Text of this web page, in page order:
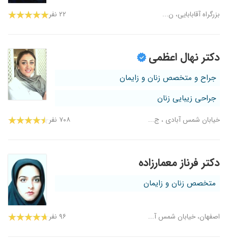
بزرگراه آقابابایی، ن... ۲۲ نفر
دکتر نهال اعظمی
جراح و متخصص زنان و زایمان
جراحی زیبایی زنان
خیابان شمس آبادی ، ج... ۷۰۸ نفر
دکتر فرناز معمارزاده
متخصص زنان و زایمان
اصفهان، خیابان شمس آ... ۹۶ نفر